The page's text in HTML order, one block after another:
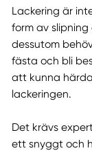
Lackering är
form av
dessutom
fästa och bli
att kunna
lackeringen.
Det krävs
ett snyggt och